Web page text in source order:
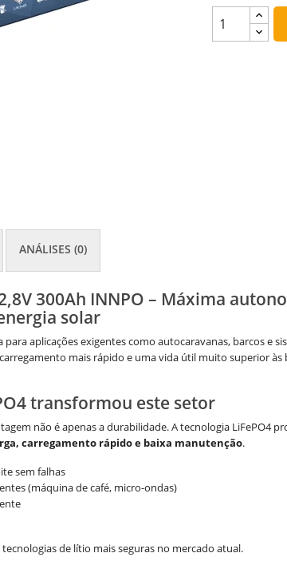
ANÁLISES (0)
300Ah INNPO – Máxima
solar
para aplicações exigentes como autocaravanas, barcos e
mais rápido e uma vida útil muito superior às
transformou este setor
não é apenas a durabilidade. A tecnologia LiFePO4
carregamento rápido e baixa manutenção.
sem falhas
(máquina de café, micro-ondas)
de lítio mais seguras no mercado atual.